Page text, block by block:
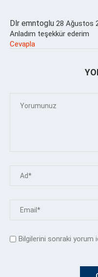
Dlr emntoglu 28 Ağustos
Anladım teşekkür ederim
Cevapla
Bilgilerini sonraki yorum